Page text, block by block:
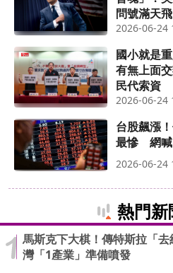
問號滿天飛
2026-06-24
國小就是
有無上面
民代索資
2026-06-24
台股飆漲
最慘 網喊
2026-06-24
熱門
馬斯克下大棋！傳特斯拉「
灣「1產業」準備噴發